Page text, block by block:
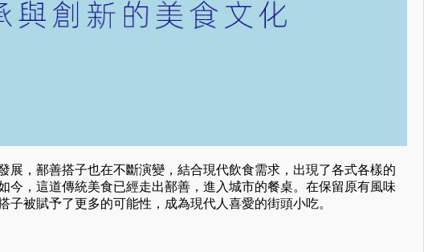
展，鄯善搭子也在不斷演變，結合現代飲食需求，出現了各式各樣的
今，這道傳統美食已經走出鄯善，進入城市的餐桌。在保留原有風味
子被賦予了更多的可能性，成為現代人喜愛的街頭小吃。